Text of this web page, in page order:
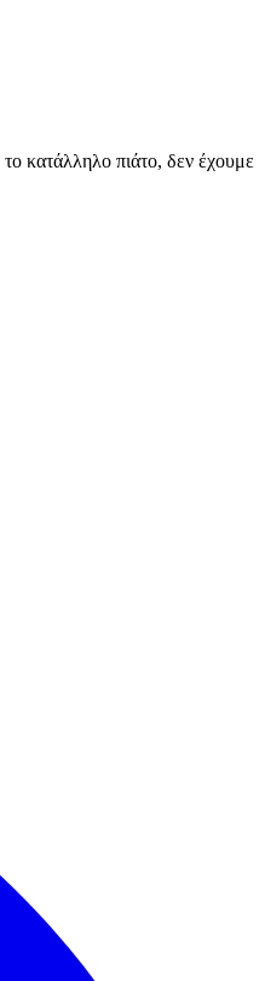
κατάλληλο πιάτο, δεν έχουμε